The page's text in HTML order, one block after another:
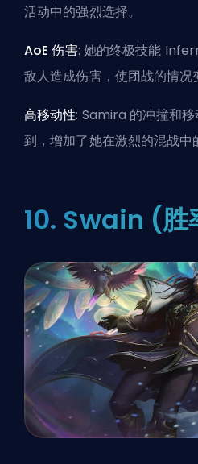
活动中的强烈选择。
AoE 伤害: 她的终极技能
敌人造成伤害，使团战的情况
高移动性: Samira 的冲撞和
到，增加了她在激烈的混战中
10. Swain (胜